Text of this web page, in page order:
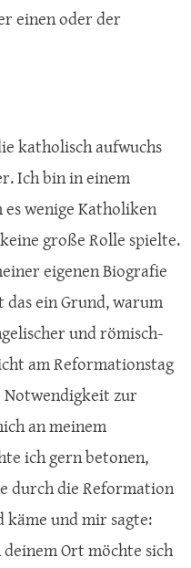
einen oder der
katholisch aufwuchs
Ich bin in einem
es wenige Katholiken
große Rolle spielte.
eigenen Biografie
ein Grund, warum
und römisch-
am Reformationstag
Notwendigkeit zur
an meinem
ich gern betonen,
durch die Reformation
käme und mir sagte:
Ort möchte sich